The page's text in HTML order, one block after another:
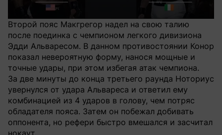
Второй пояс Макгрегор надел на свою талию
после поединка с чемпионом легкого дивизиона
Эдди Альваресом. В данном противостоянии Конор
показал невероятную форму, нанося мощные и
точные удары, при этом избегая атак чемпиона.
За две минуты до конца третьего раунда Ноториус
увернулся от удара Альвареса и ответил ему
комбинацией из 4 ударов в голову, чем потряс
обладателя пояса. Затем он побежал добивать
оппонента, но рефери быстро вмешался и засчитал
нокаут.